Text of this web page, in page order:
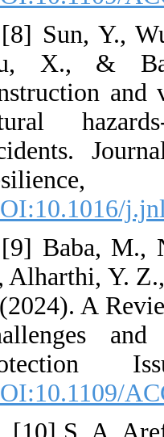
8. [8] Sun, Y.,
Liu, X., &
construction
natural
accidents.
[DOI:10.1016/
9. [9] Baba,
A., Alharthi,
F. (2024). A
Challenges
Protection
[DOI:10.1109/